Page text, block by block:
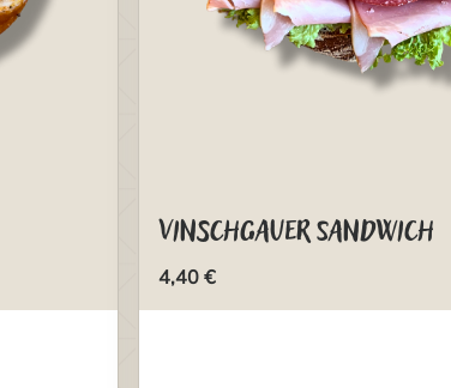
Vinschgauer Sandwich
4,40 €